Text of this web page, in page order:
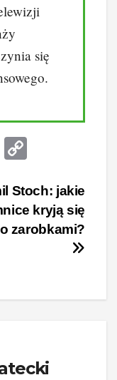
się
W
p
y
Li
Stoch: jakie
kryją się
zarobkami?